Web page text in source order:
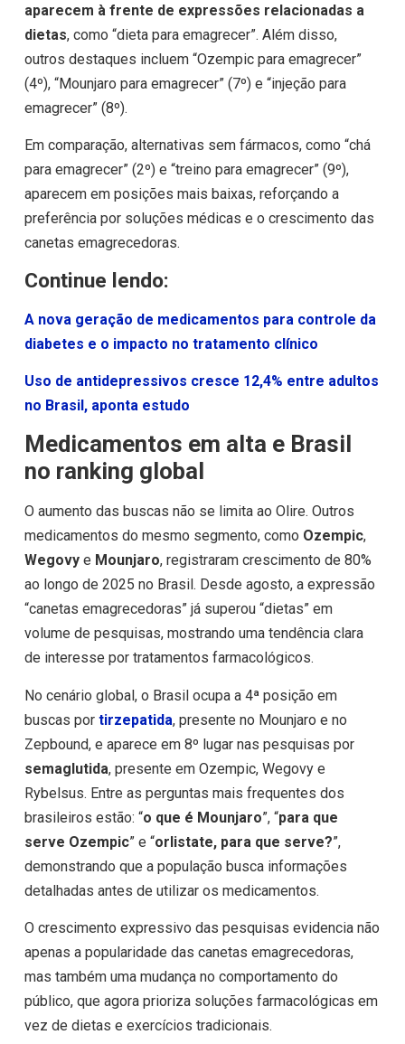
aparecem à frente de expressões relacionadas a
dietas, como “dieta para emagrecer”. Além disso,
outros destaques incluem “Ozempic para emagrecer”
(4º), “Mounjaro para emagrecer” (7º) e “injeção para
emagrecer” (8º).
Em comparação, alternativas sem fármacos, como “chá
para emagrecer” (2º) e “treino para emagrecer” (9º),
aparecem em posições mais baixas, reforçando a
preferência por soluções médicas e o crescimento das
canetas emagrecedoras.
Continue lendo:
A nova geração de medicamentos para controle da
diabetes e o impacto no tratamento clínico
Uso de antidepressivos cresce 12,4% entre adultos
no Brasil, aponta estudo
Medicamentos em alta e Brasil
no ranking global
O aumento das buscas não se limita ao Olire. Outros
medicamentos do mesmo segmento, como Ozempic,
Wegovye Mounjaro, registraram crescimento de 80%
ao longo de 2025 no Brasil. Desde agosto, a expressão
“canetas emagrecedoras” já superou “dietas” em
volume de pesquisas, mostrando uma tendência clara
de interesse por tratamentos farmacológicos.
No cenário global, o Brasil ocupa a 4ª posição em
buscas por tirzepatida, presente no Mounjaro e no
Zepbound, e aparece em 8º lugar nas pesquisas por
semaglutida, presente em Ozempic, Wegovy e
Rybelsus. Entre as perguntas mais frequentes dos
brasileiros estão: “o que é Mounjaro”, “para que
serve Ozempic” e “orlistate, para que serve?”,
demonstrando que a população busca informações
detalhadas antes de utilizar os medicamentos.
O crescimento expressivo das pesquisas evidencia não
apenas a popularidade das canetas emagrecedoras,
mas também uma mudança no comportamento do
público, que agora prioriza soluções farmacológicas em
vez de dietas e exercícios tradicionais.